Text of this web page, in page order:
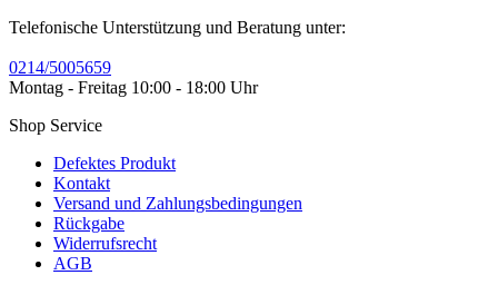
Telefonische Unterstützung und Beratung unter:
0214/5005659
Montag - Freitag 10:00 - 18:00 Uhr
Shop Service
Defektes Produkt
Kontakt
Versand und Zahlungsbedingungen
Rückgabe
Widerrufsrecht
AGB